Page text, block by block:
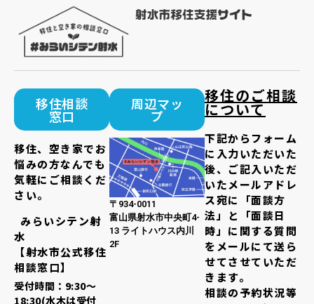
移住相談
窓口
移住、空き家でお
悩みの方なんでも
気軽にご相談くだ
さい。
みらいシテン射
水
【射水市公式移住
相談窓口】
受付時間：9:30～
18:30(水木は受付
周辺マッ
プ
〒934-0011
富山県射水市中央町4-
13 ライトハウス内川
2F
移住のご相談
について
下記からフォーム
に入力いただいた
後、ご記入いただ
いたメールアドレ
ス宛に「面談方
法」と「面談日
時」に関する質問
をメールにて送ら
せてさせていただ
きます。
相談の予約状況等